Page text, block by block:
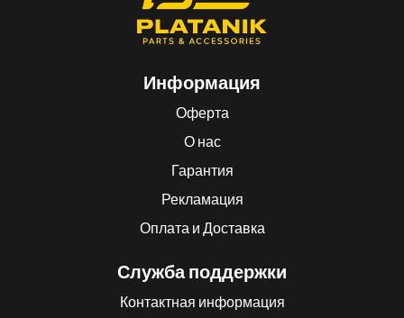
Информация
Оферта
О нас
Гарантия
Рекламация
Оплата и Доставка
Служба поддержки
Контактная информация